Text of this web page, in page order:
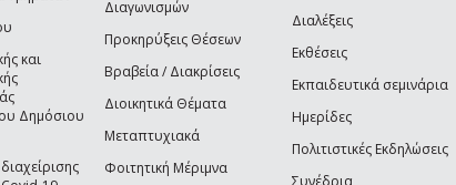
και
Δημόσιου
Διαγωνισμών
Προκηρύξεις Θέσεων
Βραβεία / Διακρίσεις
Διοικητικά Θέματα
Μεταπτυχιακά
Φοιτητική Μέριμνα
Διαλέξεις
Εκθέσεις
Εκπαιδευτικά σεμινάρια
Ημερίδες
Πολιτιστικές Εκδηλώσεις
Συνέδρια